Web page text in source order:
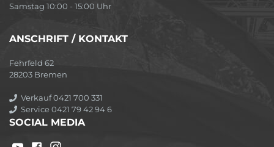
Samstag 10:00 - 15:00 Uhr
ANSCHRIFT / KONTAKT
Fehrfeld 62
28203 Bremen
Verkauf 0421 700 331
Service 0421 79 42 94 6
SOCIAL MEDIA